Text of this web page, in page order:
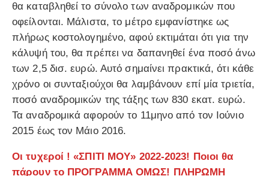
θα καταβληθεί το σύνολο των αναδρομικών που
οφείλονται. Μάλιστα, το μέτρο εμφανίστηκε ως
πλήρως κοστολογημένο, αφού εκτιμάται ότι για την
κάλυψή του, θα πρέπει να δαπανηθεί ένα ποσό άνω
των 2,5 δισ. ευρώ. Αυτό σημαίνει πρακτικά, ότι κάθε
χρόνο οι συνταξιούχοι θα λαμβάνουν επί μία τριετία,
ποσό αναδρομικών της τάξης των 830 εκατ. ευρώ.
Τα αναδρομικά αφορούν το 11μηνο από τον Ιούνιο
2015 έως τον Μάιο 2016.
Οι τυχεροί ! «ΣΠΙΤΙ ΜΟΥ» 2022-2023! Ποιοι θα
πάρουν το ΠΡΟΓΡΑΜΜΑ ΟΜΩΣ! ΠΛΗΡΩΜΗ